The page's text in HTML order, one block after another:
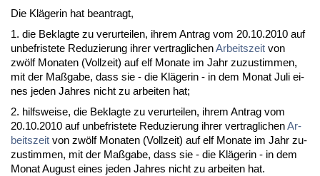
Die Kläge­rin hat be­an­tragt,
1. die Be­klag­te zu ver­ur­tei­len, ih­rem An­trag vom 20.10.2010 auf
un­be­fris­te­te Re­du­zie­rung ih­rer ver­trag­li­chenAr­beits­zeit von
zwölf Mo­na­ten (Voll­zeit) auf elf Mo­na­te im Jahr zu­zu­stim­men,
mit der Maßga­be, dass sie - die Kläge­rin - in dem Mo­nat Ju­li ei­
nes je­den Jah­res nicht zu ar­bei­ten hat;
2. hilfs­wei­se, die Be­klag­te zu ver­ur­tei­len, ih­rem An­trag vom
20.10.2010 auf un­be­fris­te­te Re­du­zie­rung ih­rer ver­trag­li­chenAr­
beits­zeit von zwölf Mo­na­ten (Voll­zeit) auf elf Mo­na­te im Jahr zu­
zu­stim­men, mit der Maßga­be, dass sie - die Kläge­rin - in dem
Mo­nat Au­gust ei­nes je­den Jah­res nicht zu ar­bei­ten hat.